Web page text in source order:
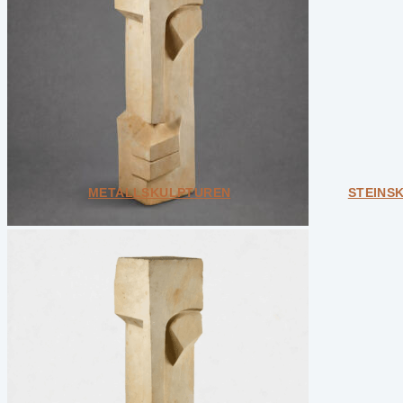
Design & Interior-Objekte
Kleine Designobjekte
Geschenkkarten
METALLSKULPTUREN